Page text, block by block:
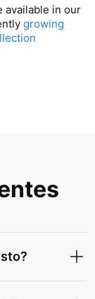
available in our
growing